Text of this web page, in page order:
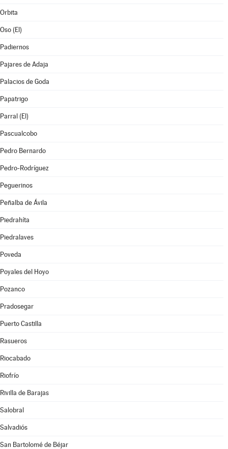
Orbita
Oso (El)
Padiernos
Pajares de Adaja
Palacios de Goda
Papatrigo
Parral (El)
Pascualcobo
Pedro Bernardo
Pedro-Rodríguez
Peguerinos
Peñalba de Ávila
Piedrahíta
Piedralaves
Poveda
Poyales del Hoyo
Pozanco
Pradosegar
Puerto Castilla
Rasueros
Riocabado
Riofrío
Rivilla de Barajas
Salobral
Salvadiós
San Bartolomé de Béjar